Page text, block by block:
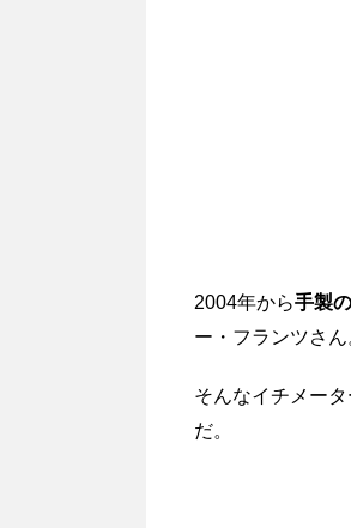
2004年から手製
ー・フランツさん
そんなイチメー
だ。